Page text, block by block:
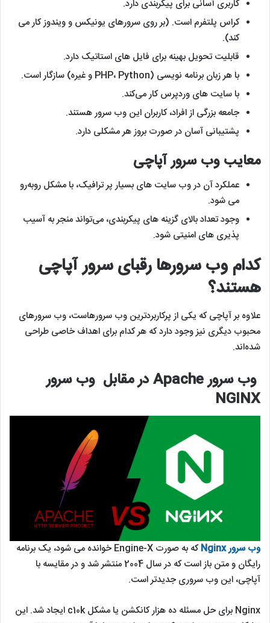
کاربری آسانی برای پیکربندی دارد.
کراس پلتفرم است. (بر روی سرورهای یونیکس و ویندوز کار می
کند).
قابلیت تحویل بهینه برای فایل های استاتیک دارد.
با هر زبان برنامه نویسی (PHP، Python و غیره) سازگار است.
با سایت های وردپرس کار می‌کند.
جامعه بزرگی از افراد، کاربران این وب سرور هستند.
پشتیبانی آسان در صورت بروز هر مشکلی دارد.
معایب وب سرور آپاچی
عملکرد آن در وب سایت های بسیار پر ترافیک، با مشکل روبه‌رو
می شود.
وجود تعداد بالای گزینه های پیکربندی، می‌تواند منجر به آسیب
پذیری های امنیتی شود.
کدام وب سرورها رقبای سرور آپاچی
هستند؟
علاوه بر آپاچی که یکی از پرکاربردترین وب سرورهاست، وب سرورهای
محبوب دیگری نیز وجود دارد که هر کدام برای اهداف خاصی طراحی
شده‌اند.
وب سرور Apache در مقابل وب سرور
NGINX
وب سرور Nginx
که به صورت Engine-X خوانده می شود، یک برنامه
رایگان و متن باز است که در سال 2004 منتشر شد و در مقایسه با
آپاچی، این وب سروری جدیدتر است.
Nginx برای حل مسئله ده هزار کانکشن یا مشکل c10k ایجاد شد. این